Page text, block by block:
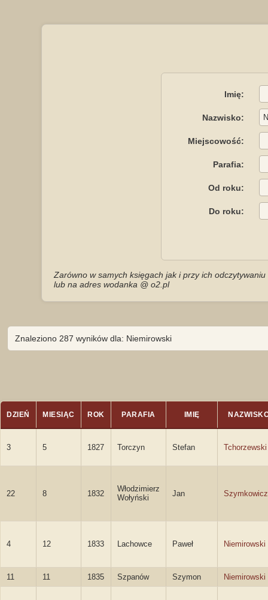
Imię:
Nazwisko:
Miejscowość:
Parafia:
Od roku:
Do roku:
Zarówno w samych księgach jak i przy ich
lub na adres wodanka @ o2.pl
Znaleziono 287 wyników dla: Niemirowski
DZIEŃ MIESIĄC ROK PARAFIA IMIĘ
3 5 1827 Torczyn Stefan Tchorzewski
22 8 1832
Włodzimierz
Wołyński
Jan Szymkowicz
4 12 1833 Lachowce Paweł Niemirowski
11 11 1835 Szpanów Szymon Niemirowski